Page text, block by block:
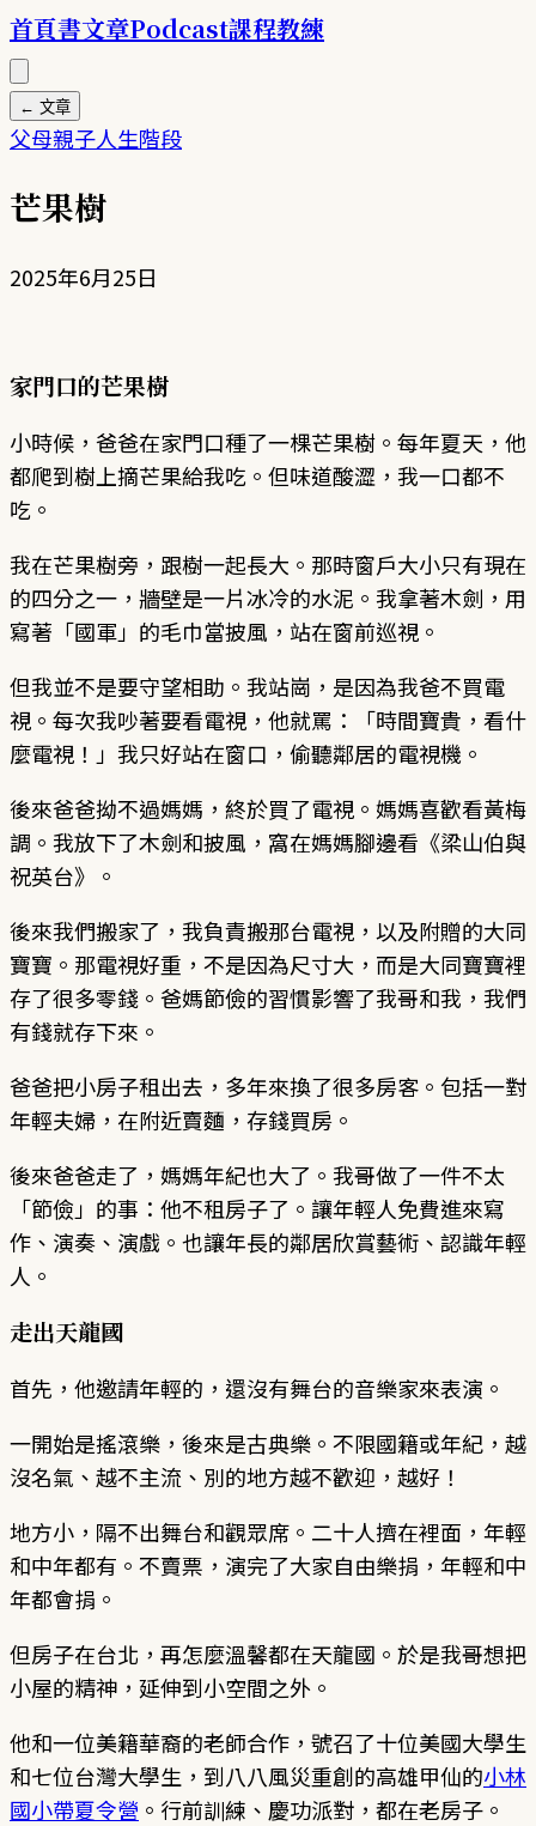
首頁書文章Podcast課程教練
← 文章
父母親子人生階段
芒果樹
2025年6月25日
家門口的芒果樹
小時候，爸爸在家門口種了一棵芒果樹。每年夏天，他
都爬到樹上摘芒果給我吃。但味道酸澀，我一口都不
吃。
我在芒果樹旁，跟樹一起長大。那時窗戶大小只有現在
的四分之一，牆壁是一片冰冷的水泥。我拿著木劍，用
寫著「國軍」的毛巾當披風，站在窗前巡視。
但我並不是要守望相助。我站崗，是因為我爸不買電
視。每次我吵著要看電視，他就罵：「時間寶貴，看什
麼電視！」我只好站在窗口，偷聽鄰居的電視機。
後來爸爸拗不過媽媽，終於買了電視。媽媽喜歡看黃梅
調。我放下了木劍和披風，窩在媽媽腳邊看《梁山伯與
祝英台》。
後來我們搬家了，我負責搬那台電視，以及附贈的大同
寶寶。那電視好重，不是因為尺寸大，而是大同寶寶裡
存了很多零錢。爸媽節儉的習慣影響了我哥和我，我們
有錢就存下來。
爸爸把小房子租出去，多年來換了很多房客。包括一對
年輕夫婦，在附近賣麵，存錢買房。
後來爸爸走了，媽媽年紀也大了。我哥做了一件不太
「節儉」的事：他不租房子了。讓年輕人免費進來寫
作、演奏、演戲。也讓年長的鄰居欣賞藝術、認識年輕
人。
走出天龍國
首先，他邀請年輕的，還沒有舞台的音樂家來表演。
一開始是搖滾樂，後來是古典樂。不限國籍或年紀，越
沒名氣、越不主流、別的地方越不歡迎，越好！
地方小，隔不出舞台和觀眾席。二十人擠在裡面，年輕
和中年都有。不賣票，演完了大家自由樂捐，年輕和中
年都會捐。
但房子在台北，再怎麼溫馨都在天龍國。於是我哥想把
小屋的精神，延伸到小空間之外。
他和一位美籍華裔的老師合作，號召了十位美國大學生
和七位台灣大學生，到八八風災重創的高雄甲仙的小林
國小帶夏令營 。行前訓練、慶功派對，都在老房子。